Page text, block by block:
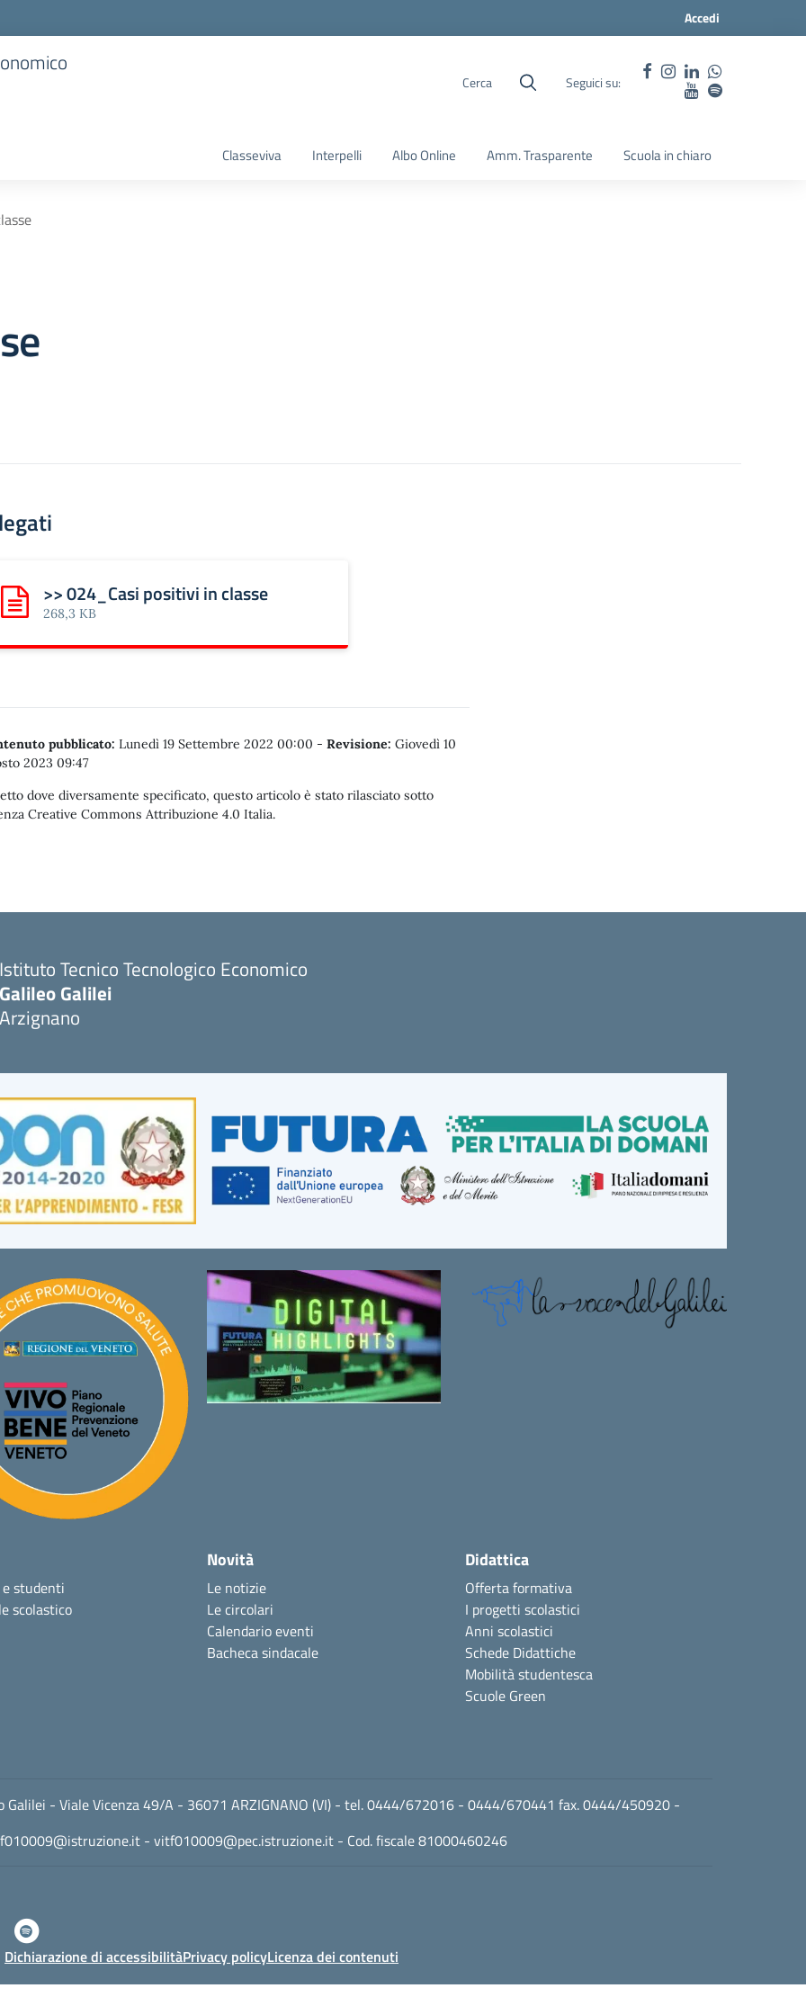
Accedi
Cerca Seguici su:
Classeviva Interpelli Albo Online Amm. Trasparente Scuola in chiaro
Scarica: >> 024_Casi positivi in classe
>> 024_Casi positivi in classe
268,3 KB
pubblicato: Lunedì 19 Settembre 2022 00:00 - Revisione: Giovedì 10
2023 09:47
dove diversamente specificato, questo articolo è stato rilasciato sotto
Creative Commons Attribuzione 4.0 Italia.
Istituto Tecnico Tecnologico Economico
Galileo Galilei
Arzignano
studenti
scolastico
Novità
Le notizie
Le circolari
Calendario eventi
Bacheca sindacale
Didattica
Offerta formativa
I progetti scolastici
Anni scolastici
Schede Didattiche
Mobilità studentesca
Scuole Green
Galilei - Viale Vicenza 49/A - 36071 ARZIGNANO (VI) - tel. 0444/672016 - 0444/670441 fax. 0444/450920 -
- vitf010009@pec.istruzione.it - Cod. fiscale 81000460246
Dichiarazione di accessibilitàPrivacy policyLicenza dei contenuti